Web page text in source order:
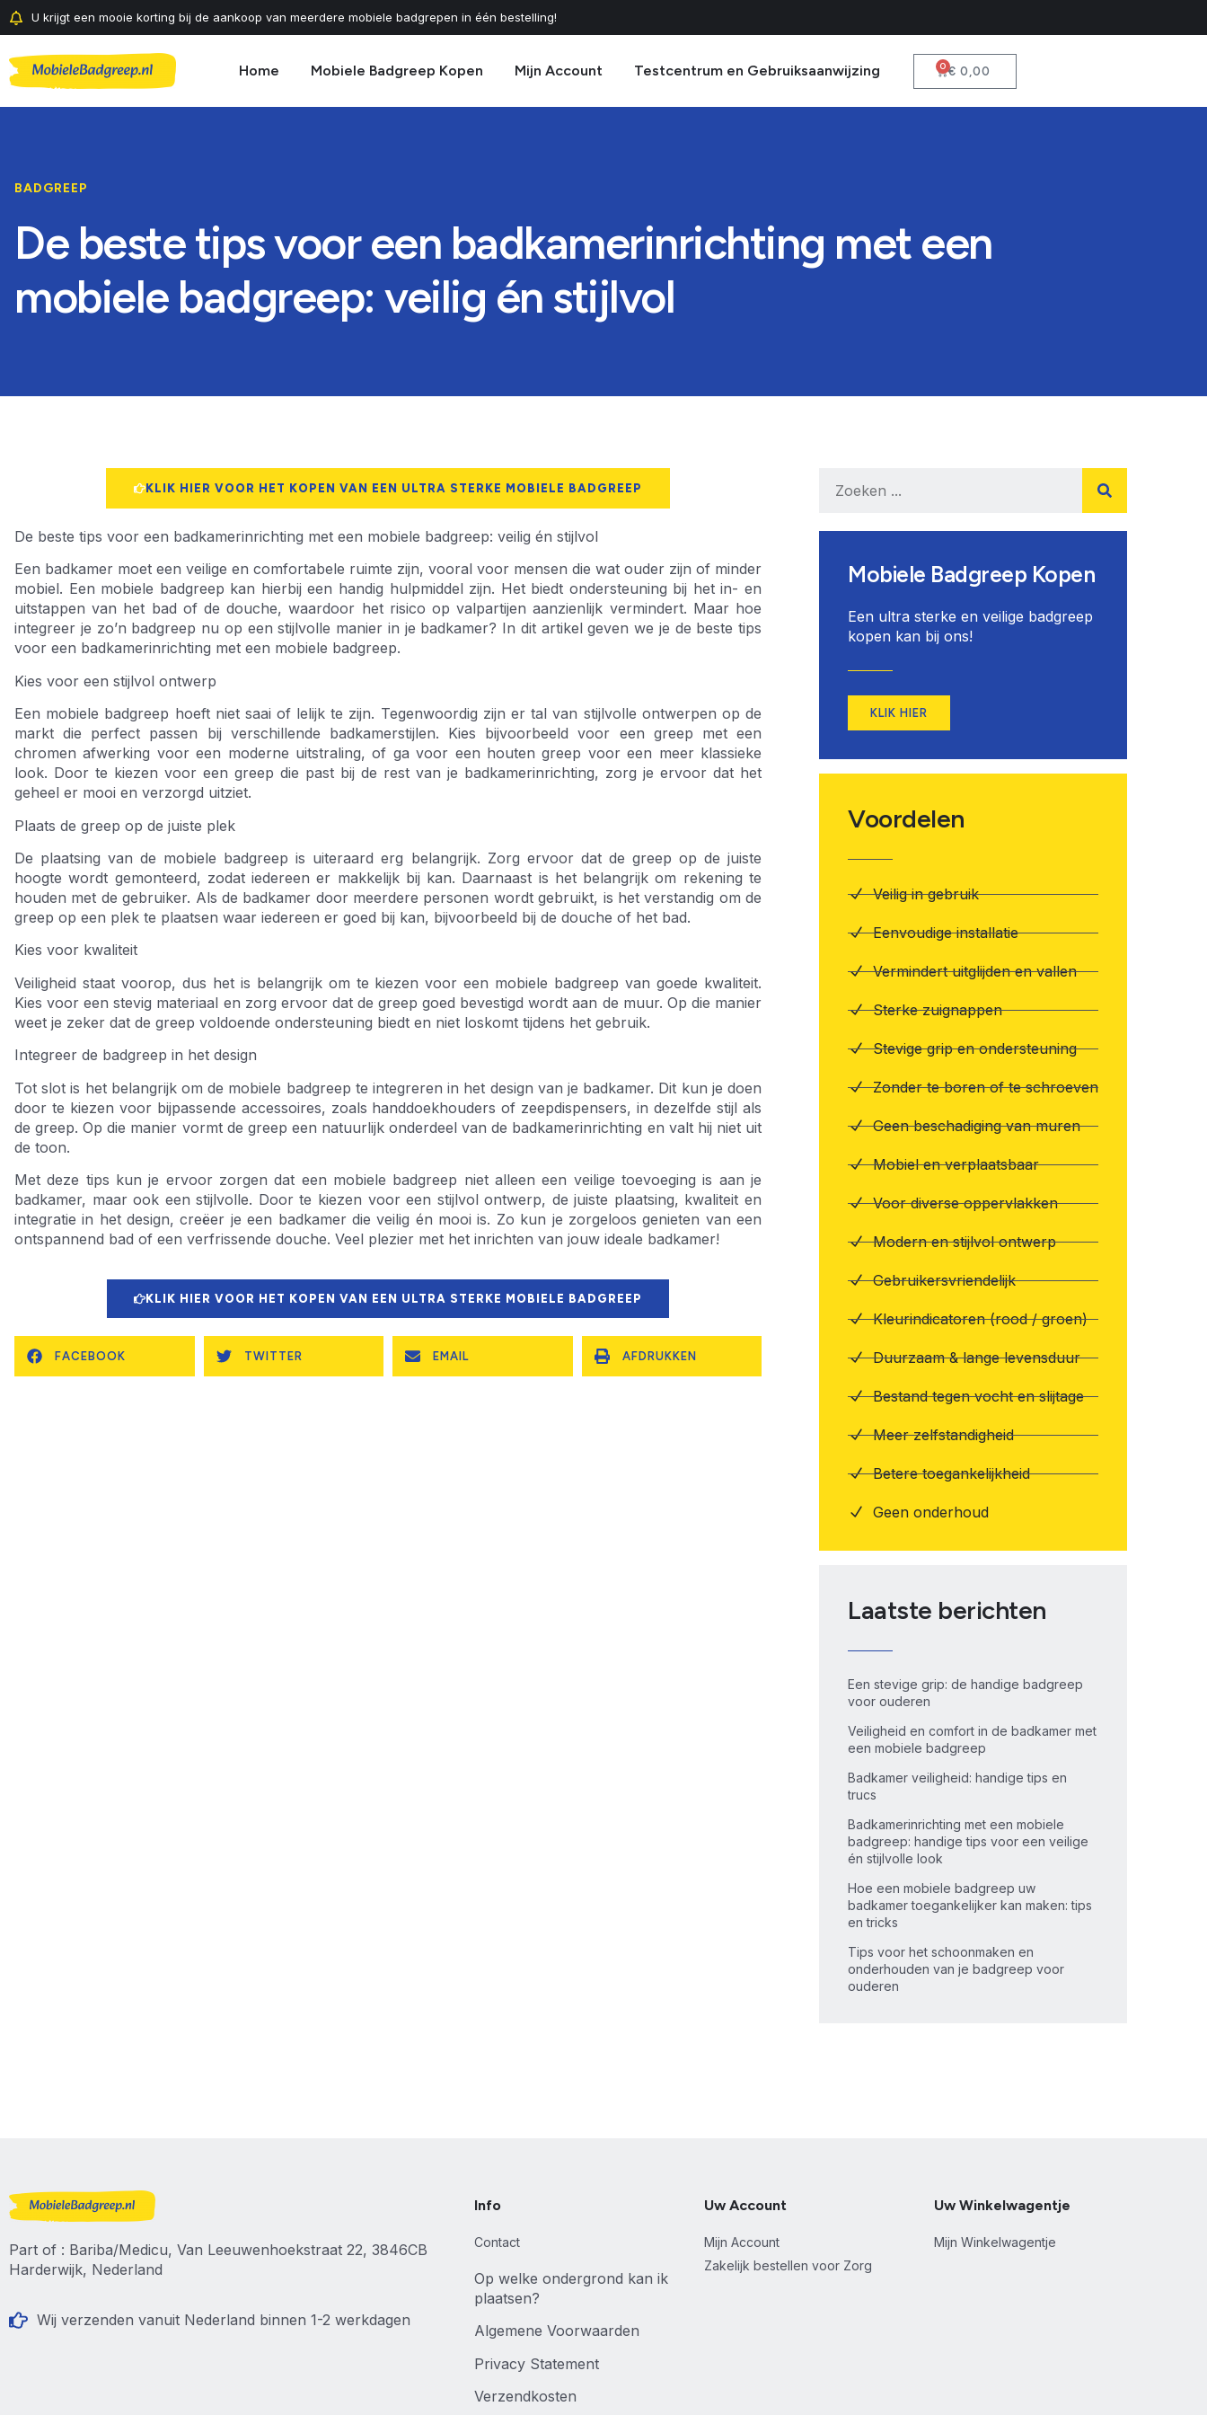
U krijgt een mooie korting bij de aankoop van meerdere mobiele badgrepen in één bestelling!
Home Mobiele Badgreep Kopen Mijn Account Testcentrum en Gebruiksaanwijzing € 0,00
0
BADGREEP
De beste tips voor een badkamerinrichting met een
mobiele badgreep: veilig én stijlvol
KLIK HIER VOOR HET KOPEN VAN EEN ULTRA STERKE MOBIELE BADGREEP
De beste tips voor een badkamerinrichting met een mobiele badgreep: veilig én stijlvol
Een badkamer moet een veilige en comfortabele ruimte zijn, vooral voor mensen die wat ouder zijn of minder
mobiel. Een mobiele badgreep kan hierbij een handig hulpmiddel zijn. Het biedt ondersteuning bij het in- en
uitstappen van het bad of de douche, waardoor het risico op valpartijen aanzienlijk vermindert. Maar hoe
integreer je zo’n badgreep nu op een stijlvolle manier in je badkamer? In dit artikel geven we je de beste tips
voor een badkamerinrichting met een mobiele badgreep.
Kies voor een stijlvol ontwerp
Een mobiele badgreep hoeft niet saai of lelijk te zijn. Tegenwoordig zijn er tal van stijlvolle ontwerpen op de
markt die perfect passen bij verschillende badkamerstijlen. Kies bijvoorbeeld voor een greep met een
chromen afwerking voor een moderne uitstraling, of ga voor een houten greep voor een meer klassieke
look. Door te kiezen voor een greep die past bij de rest van je badkamerinrichting, zorg je ervoor dat het
geheel er mooi en verzorgd uitziet.
Plaats de greep op de juiste plek
De plaatsing van de mobiele badgreep is uiteraard erg belangrijk. Zorg ervoor dat de greep op de juiste
hoogte wordt gemonteerd, zodat iedereen er makkelijk bij kan. Daarnaast is het belangrijk om rekening te
houden met de gebruiker. Als de badkamer door meerdere personen wordt gebruikt, is het verstandig om de
greep op een plek te plaatsen waar iedereen er goed bij kan, bijvoorbeeld bij de douche of het bad.
Kies voor kwaliteit
Veiligheid staat voorop, dus het is belangrijk om te kiezen voor een mobiele badgreep van goede kwaliteit.
Kies voor een stevig materiaal en zorg ervoor dat de greep goed bevestigd wordt aan de muur. Op die manier
weet je zeker dat de greep voldoende ondersteuning biedt en niet loskomt tijdens het gebruik.
Integreer de badgreep in het design
Tot slot is het belangrijk om de mobiele badgreep te integreren in het design van je badkamer. Dit kun je doen
door te kiezen voor bijpassende accessoires, zoals handdoekhouders of zeepdispensers, in dezelfde stijl als
de greep. Op die manier vormt de greep een natuurlijk onderdeel van de badkamerinrichting en valt hij niet uit
de toon.
Met deze tips kun je ervoor zorgen dat een mobiele badgreep niet alleen een veilige toevoeging is aan je
badkamer, maar ook een stijlvolle. Door te kiezen voor een stijlvol ontwerp, de juiste plaatsing, kwaliteit en
integratie in het design, creëer je een badkamer die veilig én mooi is. Zo kun je zorgeloos genieten van een
ontspannend bad of een verfrissende douche. Veel plezier met het inrichten van jouw ideale badkamer!
KLIK HIER VOOR HET KOPEN VAN EEN ULTRA STERKE MOBIELE BADGREEP
FACEBOOK TWITTER EMAIL AFDRUKKEN
Mobiele Badgreep Kopen
Een ultra sterke en veilige badgreep
kopen kan bij ons!
KLIK HIER
Voordelen
Veilig in gebruik
Eenvoudige installatie
Vermindert uitglijden en vallen
Sterke zuignappen
Stevige grip en ondersteuning
Zonder te boren of te schroeven
Geen beschadiging van muren
Mobiel en verplaatsbaar
Voor diverse oppervlakken
Modern en stijlvol ontwerp
Gebruikersvriendelijk
Kleurindicatoren (rood / groen)
Duurzaam & lange levensduur
Bestand tegen vocht en slijtage
Meer zelfstandigheid
Betere toegankelijkheid
Geen onderhoud
Laatste berichten
Een stevige grip: de handige badgreep
voor ouderen
Veiligheid en comfort in de badkamer met
een mobiele badgreep
Badkamer veiligheid: handige tips en
trucs
Badkamerinrichting met een mobiele
badgreep: handige tips voor een veilige
én stijlvolle look
Hoe een mobiele badgreep uw
badkamer toegankelijker kan maken: tips
en tricks
Tips voor het schoonmaken en
onderhouden van je badgreep voor
ouderen
Part of : Bariba/Medicu, Van Leeuwenhoekstraat 22, 3846CB
Harderwijk, Nederland
Wij verzenden vanuit Nederland binnen 1-2 werkdagen
Info
Contact
Op welke ondergrond kan ik
plaatsen?
Algemene Voorwaarden
Privacy Statement
Verzendkosten
Uw Account
Mijn Account
Zakelijk bestellen voor Zorg
Uw Winkelwagentje
Mijn Winkelwagentje